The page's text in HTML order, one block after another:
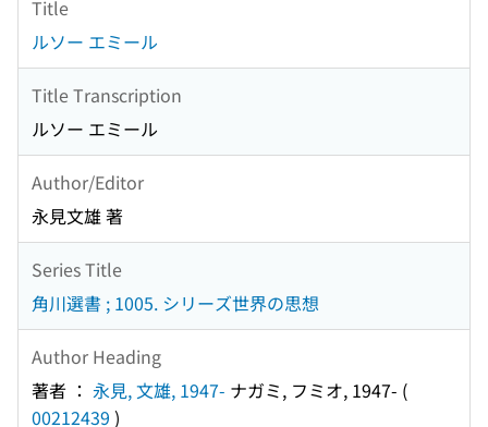
Title
ルソー エミール
Title Transcription
ルソー エミール
Author/Editor
永見文雄 著
Series Title
角川選書 ; 1005. シリーズ世界の思想
Author Heading
著者 ： 永見, 文雄, 1947- ナガミ, フミオ, 1947- (
00212439 )